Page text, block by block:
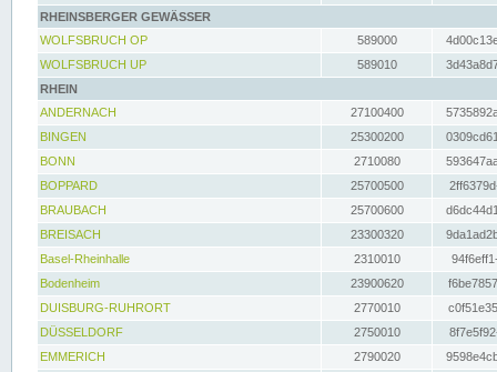
RHEINSBERGER GEWÄSSER
WOLFSBRUCH OP
589000
WOLFSBRUCH UP
589010
RHEIN
ANDERNACH
27100400
BINGEN
25300200
BONN
2710080
BOPPARD
25700500
BRAUBACH
25700600
BREISACH
23300320
Basel-Rheinhalle
2310010
Bodenheim
23900620
DUISBURG-RUHRORT
2770010
DÜSSELDORF
2750010
EMMERICH
2790020